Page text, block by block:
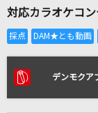
リア
対応カラオケコン
デンモクア